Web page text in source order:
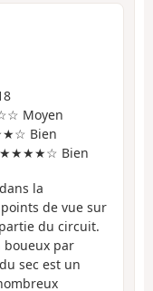
Moyen
Bien
Bien
la
de vue sur
du circuit.
boueux par
sec est un